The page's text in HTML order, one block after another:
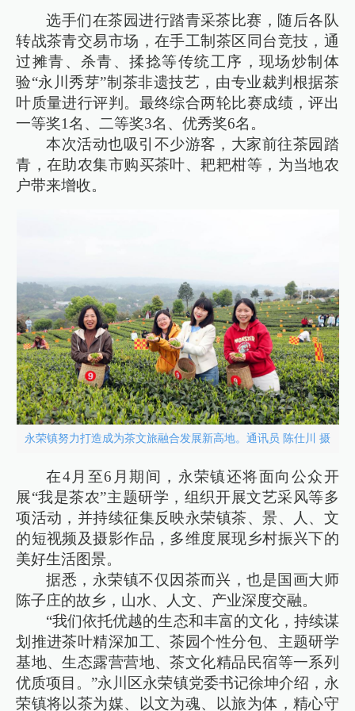
选手们在茶园进行踏青采茶比赛，随后各队
转战茶青交易市场，在手工制茶区同台竞技，通
过摊青、杀青、揉捻等传统工序，现场炒制体
验“永川秀芽”制茶非遗技艺，由专业裁判根据茶
叶质量进行评判。最终综合两轮比赛成绩，评出
一等奖1名、二等奖3名、优秀奖6名。
本次活动也吸引不少游客，大家前往茶园踏
青，在助农集市购买茶叶、耙耙柑等，为当地农
户带来增收。
永荣镇努力打造成为茶文旅融合发展新高地。通讯员 陈仕川 摄
在4月至6月期间，永荣镇还将面向公众开
展“我是茶农”主题研学，组织开展文艺采风等多
项活动，并持续征集反映永荣镇茶、景、人、文
的短视频及摄影作品，多维度展现乡村振兴下的
美好生活图景。
据悉，永荣镇不仅因茶而兴，也是国画大师
陈子庄的故乡，山水、人文、产业深度交融。
“我们依托优越的生态和丰富的文化，持续谋
划推进茶叶精深加工、茶园个性分包、主题研学
基地、生态露营营地、茶文化精品民宿等一系列
优质项目。”永川区永荣镇党委书记徐坤介绍，永
荣镇将以茶为媒、以文为魂、以旅为体，精心守